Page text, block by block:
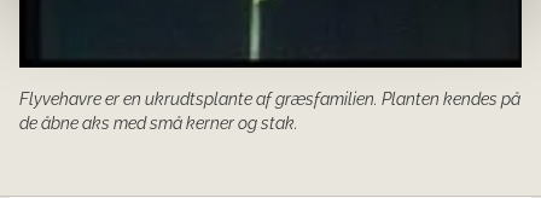
Flyvehavre er en ukrudtsplante af græsfamilien. Planten kendes på
de åbne aks med små kerner og stak.